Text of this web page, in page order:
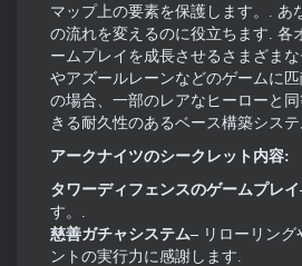
マップ上の要素を保護します。.
の流れを変えるのに役立ちます. 各
ームプレイを成長させるさまざま
やアズールレーンなどのゲームに
の場合、一部のレアなヒーローと
きる耐久性のあるベース構築シス
アークナイツのシークレット内容:
タワーディフェンスのゲームプレイ
す。.
慈善ガチャシステム– リローリン
ントの実行力に感謝します.